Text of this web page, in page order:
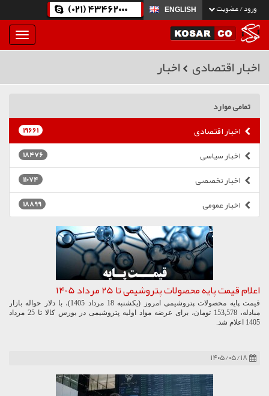
ورود / عضویت ENGLISH
(021) 43462000
بار
و
اخبار اقتصادی اخبار
تمامی موارد
اخبار اقتصادی
19661
اخبار سیاسی 18476
اخبار تخصصی 11074
اخبار عمومی 18899
اعلام قیمت پایه محصولات پتروشیمی تا 25 مرداد 1405
قیمت پایه محصولات پتروشیمی امروز (یکشنبه 18 مرداد 1405)، با دلار حواله بازار
مبادله، 153,578 تومان، برای عرضه مواد اولیه پتروشیمی در بورس کالا تا 25 مرداد
1405 اعلام شد.
۱۴۰۵/۰۵/۱۸